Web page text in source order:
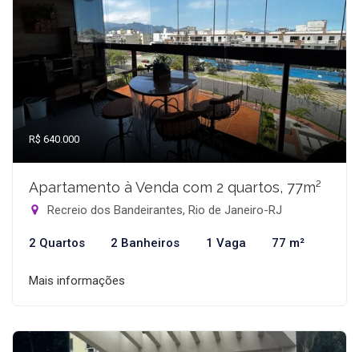
R$ 640.000
Apartamento à Venda com 2 quartos, 77m²
Recreio dos Bandeirantes, Rio de Janeiro-RJ
2 Quartos 2 Banheiros 1 Vaga 77 m²
Mais informações